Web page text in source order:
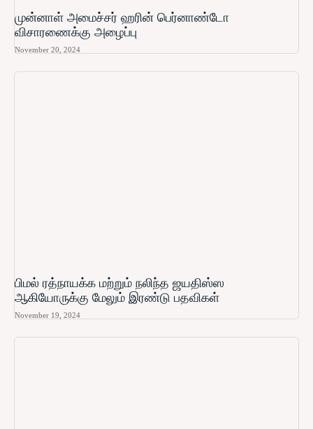
முன்னாள் அமைச்சர் ஹரின் பெர்னாண்டோ​
விசாரணைக்கு அழைப்பு
November 20, 2024
பிமல் ரத்நாயக்க மற்றும் நலிந்த ஜயதிஸ்ஸ
ஆகியோருக்கு மேலும் இரண்டு பதவிகள்
November 19, 2024